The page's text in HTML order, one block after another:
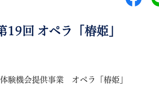
回 オペラ「椿姫」
験機会提供事業 オペラ「椿姫」